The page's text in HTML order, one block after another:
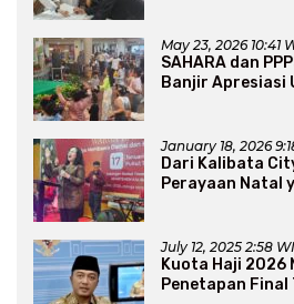
May 23, 2026 10:41
SAHARA dan
Banjir Apresiasi
January 18, 2026
Dari Kalibata
Perayaan Natal
July 12, 2025 2:58
Kuota Haji 2026
Penetapan